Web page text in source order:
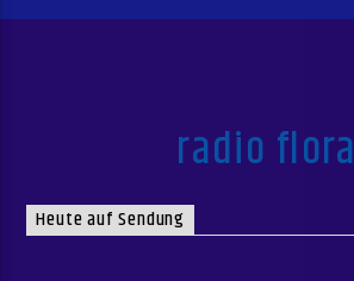
radio flora
Heute auf Sendung